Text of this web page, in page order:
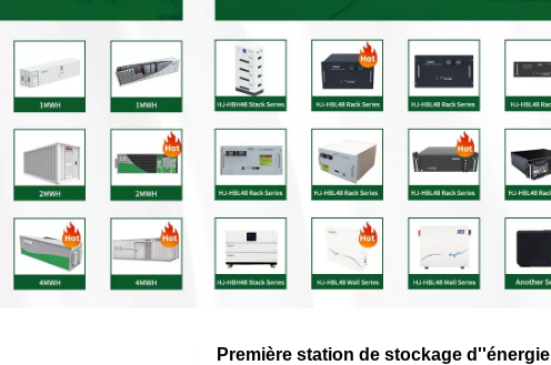
Première station de stockage d''énergie